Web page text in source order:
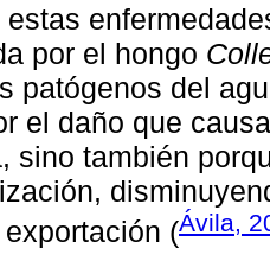
estas
por el hongo
patógenos del
el daño que
sino también
(Ávila,